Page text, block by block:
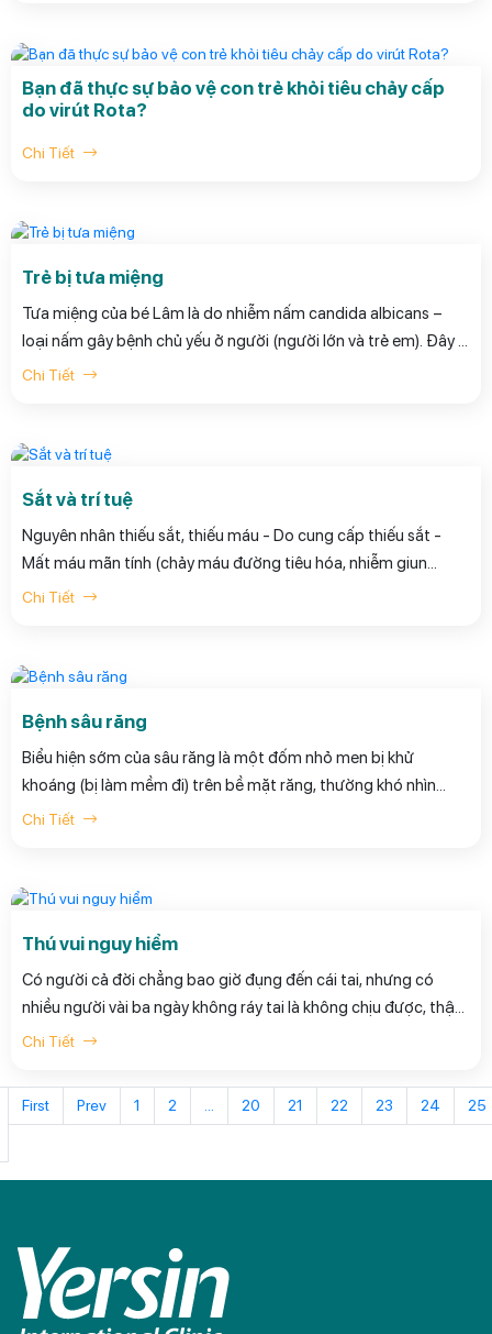
Việt Nam vào thời điểm này.
Bạn đã thực sự bảo vệ con trẻ khỏi tiêu chảy cấp
do virút Rota?
Chi Tiết
Trẻ bị tưa miệng
Tưa miệng của bé Lâm là do nhiễm nấm candida albicans –
loại nấm gây bệnh chủ yếu ở người (người lớn và trẻ em). Đây là
một loại nấm men, có thể gặp ở những nơi ẩm ướt trong cơ
và corticoid dài ngày hoặc kết hợp với bệnh tiểu đường …
Chi Tiết
Sắt và trí tuệ
Nguyên nhân thiếu sắt, thiếu máu - Do cung cấp thiếu sắt -
Mất máu mãn tính (chảy máu đường tiêu hóa, nhiễm giun
móc). - Nhu cầu sắt cao (do trẻ phát triển nhanh, trẻ đẻ non,
Chi Tiết
Bệnh sâu răng
Biểu hiện sớm của sâu răng là một đốm nhỏ men bị khử
khoáng (bị làm mềm đi) trên bề mặt răng, thường khó nhìn
thấy, nằm trong các hố rãnh của răng hoặc giữa các răng (kẽ
Chi Tiết
Thú vui nguy hiểm
Có người cả đời chẳng bao giờ đụng đến cái tai, nhưng có
nhiều người vài ba ngày không ráy tai là không chịu được, thậm
chí, đó còn là thú vui, là thời gian thư giãn của một số người.
Chi Tiết
First Prev 1 2 20 21 22 23 24 25